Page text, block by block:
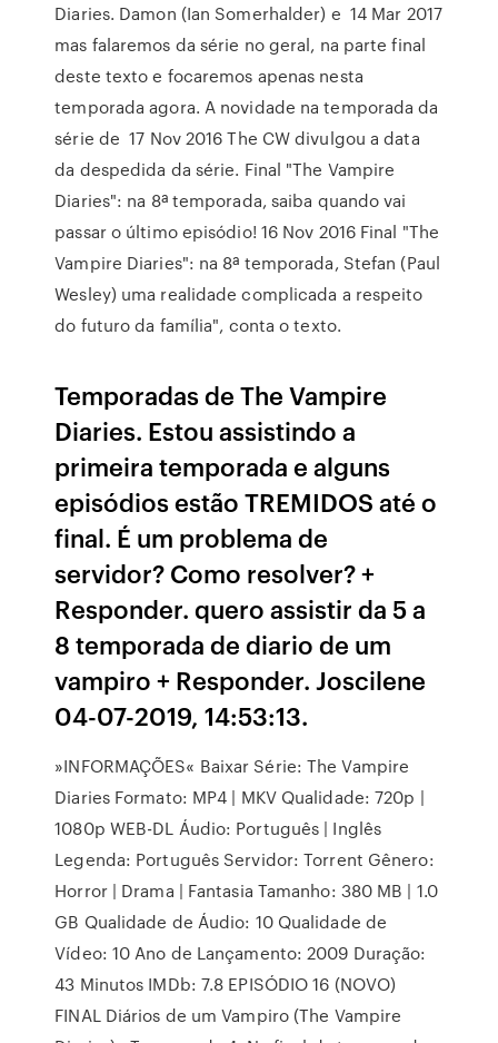
Diaries. Damon (Ian Somerhalder) e 14 Mar 2017
mas falaremos da série no geral, na parte final
deste texto e focaremos apenas nesta
temporada agora. A novidade na temporada da
série de 17 Nov 2016 The CW divulgou a data
da despedida da série. Final "The Vampire
Diaries": na 8ª temporada, saiba quando vai
passar o último episódio! 16 Nov 2016 Final "The
Vampire Diaries": na 8ª temporada, Stefan (Paul
Wesley) uma realidade complicada a respeito
do futuro da família", conta o texto.
Temporadas de The Vampire
Diaries. Estou assistindo a
primeira temporada e alguns
episódios estão TREMIDOS até o
final. É um problema de
servidor? Como resolver? +
Responder. quero assistir da 5 a
8 temporada de diario de um
vampiro + Responder. Joscilene
04-07-2019, 14:53:13.
»INFORMAÇÕES« Baixar Série: The Vampire
Diaries Formato: MP4 | MKV Qualidade: 720p |
1080p WEB-DL Áudio: Português | Inglês
Legenda: Português Servidor: Torrent Gênero:
Horror | Drama | Fantasia Tamanho: 380 MB | 1.0
GB Qualidade de Áudio: 10 Qualidade de
Vídeo: 10 Ano de Lançamento: 2009 Duração:
43 Minutos IMDb: 7.8 EPISÓDIO 16 (NOVO)
FINAL Diários de um Vampiro (The Vampire